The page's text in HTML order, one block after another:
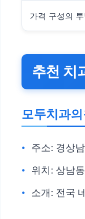
가격 구성의
추천 치
모두치과의
주소: 경상
위치: 상남
소개: 전국